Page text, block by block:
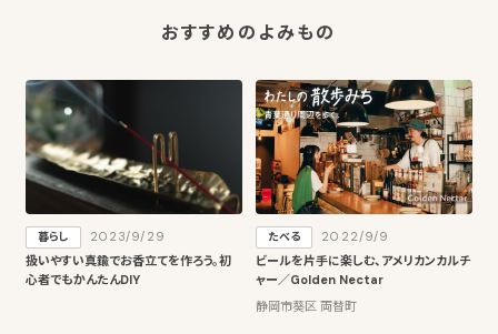
おすすめのよみもの
暮らし
2023/9/29
扱いやすい真鍮でお香立てを作ろう。初
心者でもかんたんDIY
たべる
2022/9/9
ビールを片手に楽しむ、アメリカンカルチ
ャー／Golden Nectar
静岡市葵区 両替町